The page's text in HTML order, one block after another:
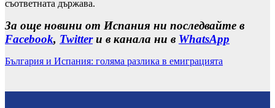
съответната държава.
За още новини от Испания ни последвайте в
Facebook, Twitterи в канала ни в WhatsApp
България и Испания: голяма разлика в емиграцията